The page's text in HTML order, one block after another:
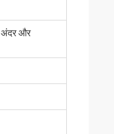
अंदर और